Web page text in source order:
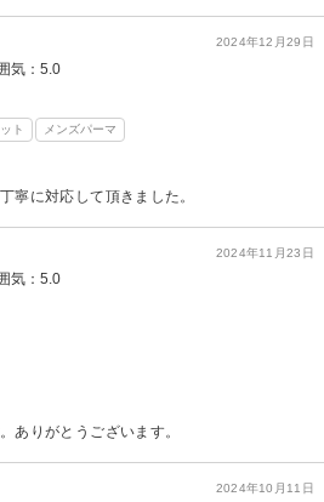
2024年12月29日
気：5.0
ト メンズパーマ
寧に対応して頂きました。
2024年11月23日
気：5.0
ありがとうございます。
2024年10月11日